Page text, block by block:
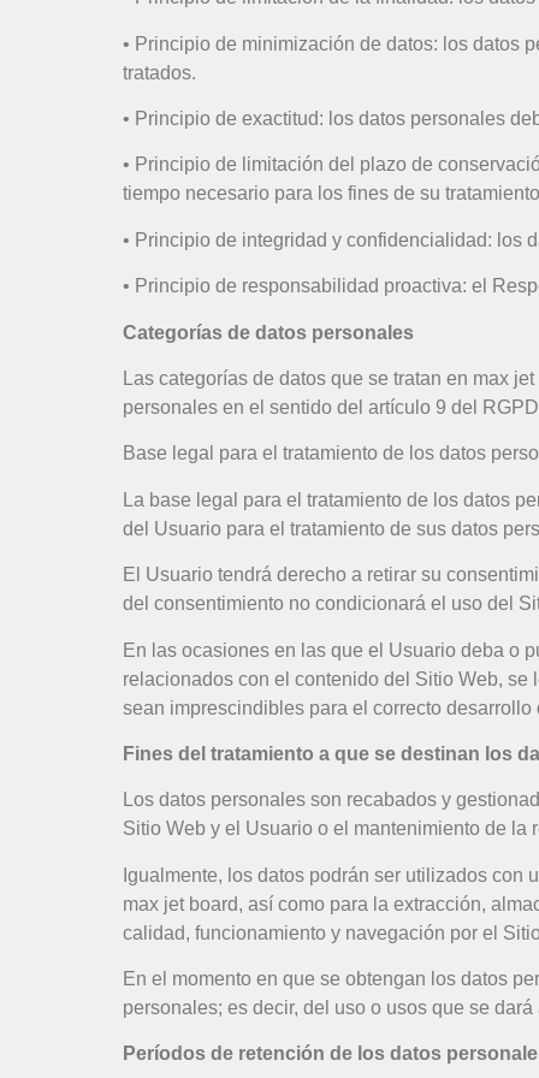
• Principio de minimización de datos: los datos
tratados.
• Principio de exactitud: los datos personales
• Principio de limitación del plazo de
tiempo necesario para los fines de su
• Principio de integridad y confidencialidad: los
• Principio de responsabilidad proactiva: el
Categorías de datos personales
Las categorías de datos que se tratan en max
personales en el sentido del artículo 9 del
Base legal para el tratamiento de los datos
La base legal para el tratamiento de los datos
del Usuario para el tratamiento de sus datos
El Usuario tendrá derecho a retirar su
del consentimiento no condicionará el uso del
En las ocasiones en las que el Usuario deba o
relacionados con el contenido del Sitio Web,
sean imprescindibles para el correcto
Fines del tratamiento a que se destinan los
Los datos personales son recabados y
Sitio Web y el Usuario o el mantenimiento de
Igualmente, los datos podrán ser utilizados
max jet board, así como para la extracción,
calidad, funcionamiento y navegación por el
En el momento en que se obtengan los datos
personales; es decir, del uso o usos que se
Períodos de retención de los datos